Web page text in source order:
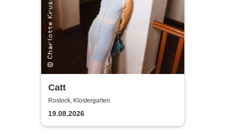
Catt
Rostock, Klostergarten
19.08.2026